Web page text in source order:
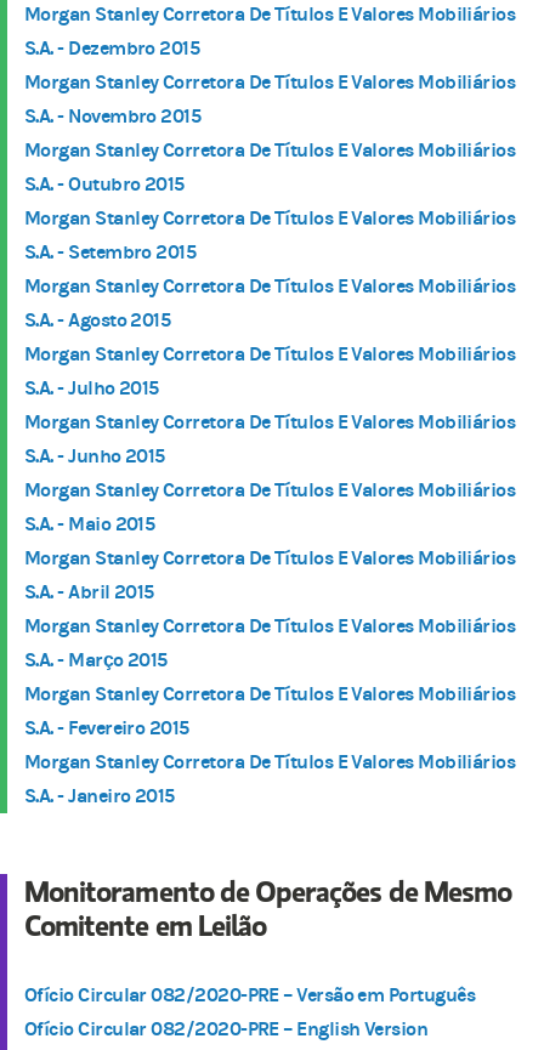
Morgan Stanley Corretora De Títulos E Valores Mobiliários
S.A. - Dezembro 2015
Morgan Stanley Corretora De Títulos E Valores Mobiliários
S.A. - Novembro 2015
Morgan Stanley Corretora De Títulos E Valores Mobiliários
S.A. - Outubro 2015
Morgan Stanley Corretora De Títulos E Valores Mobiliários
S.A. - Setembro 2015
Morgan Stanley Corretora De Títulos E Valores Mobiliários
S.A. - Agosto 2015
Morgan Stanley Corretora De Títulos E Valores Mobiliários
S.A. - Julho 2015
Morgan Stanley Corretora De Títulos E Valores Mobiliários
S.A. - Junho 2015
Morgan Stanley Corretora De Títulos E Valores Mobiliários
S.A. - Maio 2015
Morgan Stanley Corretora De Títulos E Valores Mobiliários
S.A. - Abril 2015
Morgan Stanley Corretora De Títulos E Valores Mobiliários
S.A. - Março 2015
Morgan Stanley Corretora De Títulos E Valores Mobiliários
S.A. - Fevereiro 2015
Morgan Stanley Corretora De Títulos E Valores Mobiliários
S.A. - Janeiro 2015
Monitoramento de Operações de Mesmo
Comitente em Leilão
Ofício Circular 082/2020-PRE – Versão em Português
Ofício Circular 082/2020-PRE – English Version